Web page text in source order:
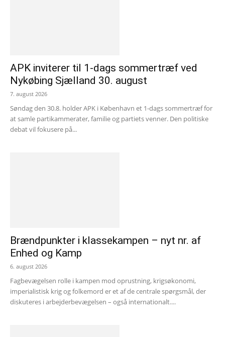
APK inviterer til 1-dags sommertræf ved
Nykøbing Sjælland 30. august
7. august 2026
Søndag den 30.8. holder APK i København et 1-dags sommertræf for
at samle partikammerater, familie og partiets venner. Den politiske
debat vil fokusere på...
Brændpunkter i klassekampen – nyt nr. af
Enhed og Kamp
6. august 2026
Fagbevægelsen rolle i kampen mod oprustning, krigsøkonomi,
imperialistisk krig og folkemord er et af de centrale spørgsmål, der
diskuteres i arbejderbevægelsen – også internationalt....